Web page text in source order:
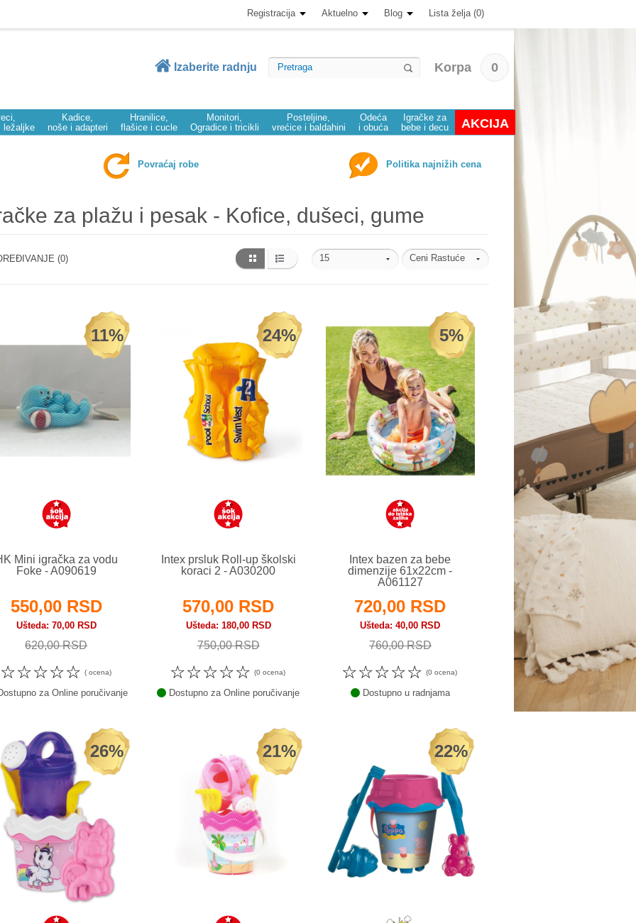
Registracija Aktuelno Blog Lista želja (0)
Izaberite radnju Korpa 0
ležaljke
Kadice,
noše i adapteri
Hranilice,
flašice i cucle
Monitori,
Ogradice i tricikli
Posteljine,
vrećice i baldahini
Odeća
i obuća
Igračke za
bebe i decu
AKCIJA
Povraćaj robe Politika najnižih cena
za plažu i pesak - Kofice, dušeci, gume
(0)
11%
Mini igračka za vodu
Foke - A090619
550,00 RSD
Ušteda 70,00 RSD
620,00 RSD
☆
☆
☆
☆
☆ ( ocena)
za Online poručivanje
24%
Intex prsluk Roll-up školski
koraci 2 - A030200
570,00 RSD
Ušteda 180,00 RSD
750,00 RSD
☆
☆
☆
☆
☆ (0 ocena)
Dostupno za Online poručivanje
5%
Intex bazen za bebe
dimenzije 61x22cm -
A061127
720,00 RSD
Ušteda 40,00 RSD
760,00 RSD
☆
☆
☆
☆
☆ (0 ocena)
Dostupno u radnjama
26% 21% 22%